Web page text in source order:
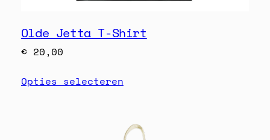
Olde Jetta T-Shirt
€ 20,00
Opties selecteren